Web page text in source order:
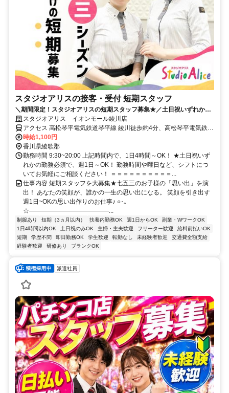
スタジオアリスの接客・受付 短期スタッフ
＼期間限定！スタジオアリスの短期スタッフ募集★／土日祝いずれかの
勤務必須で週1日、1日4h～OK！
スタジオアリス イオンモール綾川店
アクセス 高松琴平電気鉄道琴平線 綾川徒歩約4分、高松琴平電気鉄道
琴平線 滝宮徒歩約14分、高松琴平電気鉄道琴平線 陶徒歩約23分 高松
琴平電鉄琴平線 綾川駅より徒歩3分
時給1,100円
香川県綾歌郡
勤務時間 9:30~20:00 上記時間内で、1日4時間～OK！ ★土日祝いず
れかの勤務必須で、週1日～OK！ 勤務時間や曜日など、シフトにつ
いてお気軽にご相談ください！ ＝＝＝＝＝＝＝＝＝＝...
仕事内容 短期スタッフを大募集★七五三のお子様の「思い出」を演
出！ あなたの笑顔が、誰かの一生の思い出になる。 笑顔を引き出す
週1日~OKの思い出作りのお仕事♪ ○･｡
☆―――――――――――――...
制服あり 短期（3ヵ月以内） 扶養内勤務OK 週1日からOK
副業・WワークOK
1日4時間以内OK
土日祝のみOK 主婦・主夫歓迎 フリーター歓迎
給料前払いOK
短期
学歴不問 即日勤務OK 学生歓迎 転勤なし 未経験者歓迎
交通費全額支給
経験者歓迎
研修あり ブランクOK
派遣社員